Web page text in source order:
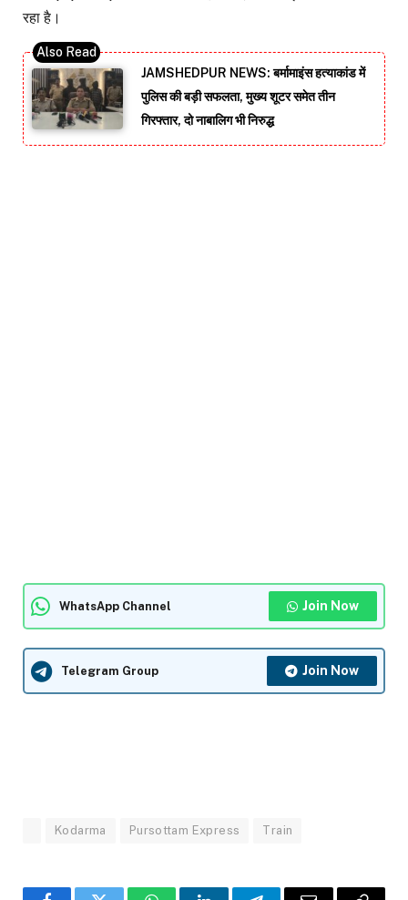
रहा है।
JAMSHEDPUR NEWS: बर्मामाइंस हत्याकांड में
पुलिस की बड़ी सफलता, मुख्य शूटर समेत तीन
गिरफ्तार, दो नाबालिग भी निरुद्ध
WhatsApp Channel Join Now
Telegram Group Join Now
Kodarma Pursottam Express Train